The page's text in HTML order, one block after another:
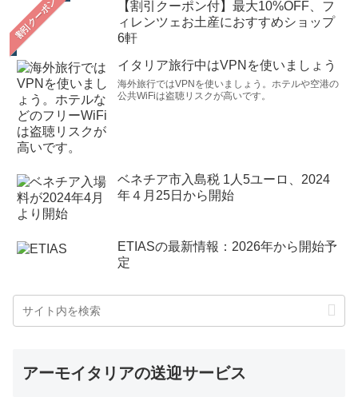
【割引クーポン付】最大10%OFF、フ
ィレンツェお土産におすすめショップ
6軒
イタリア旅行中はVPNを使いましょう
海外旅行ではVPNを使いましょう。ホテルや空港の
公共WiFiは盗聴リスクが高いです。
ベネチア市入島税 1人5ユーロ、2024
年４月25日から開始
ETIASの最新情報：2026年から開始予
定
アーモイタリアの送迎サービス